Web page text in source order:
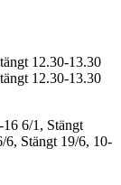
12.30-13.30
12.30-13.30
16 6/1, Stängt
6, Stängt 19/6, 10-